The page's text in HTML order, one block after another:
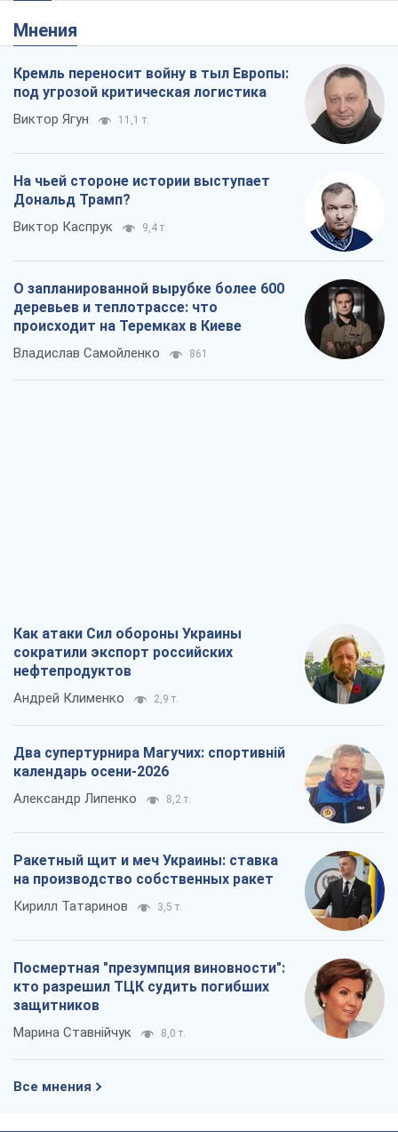
Мнения
Кремль переносит войну в тыл Европы:
под угрозой критическая логистика
Виктор Ягун 11,1 т.
На чьей стороне истории выступает
Дональд Трамп?
Виктор Каспрук 9,4 т.
О запланированной вырубке более 600
деревьев и теплотрассе: что
происходит на Теремках в Киеве
Владислав Самойленко 861
Как атаки Сил обороны Украины
сократили экспорт российских
нефтепродуктов
Андрей Клименко 2,9 т.
Два супертурнира Магучих: спортивній
календарь осени-2026
Александр Липенко 8,2 т.
Ракетный щит и меч Украины: ставка
на производство собственных ракет
Кирилл Татаринов 3,5 т.
Посмертная "презумпция виновности":
кто разрешил ТЦК судить погибших
защитников
Марина Ставнійчук 8,0 т.
Все мнения